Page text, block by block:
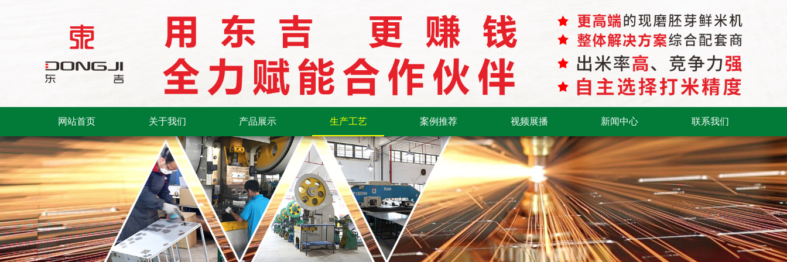
网站首页 关于我们 产品展示 生产工艺 案例推荐 视频展播 新闻中心 联系我们